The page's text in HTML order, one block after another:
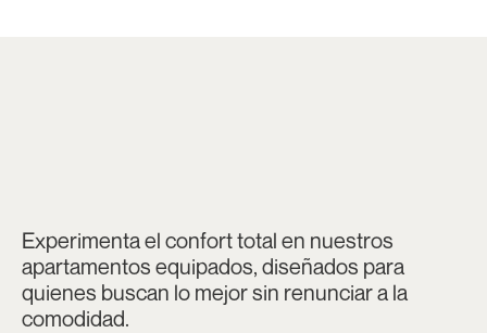
Experimenta el confort total en nuestros
apartamentos equipados, diseñados para
quienes buscan lo mejor sin renunciar a la
comodidad.